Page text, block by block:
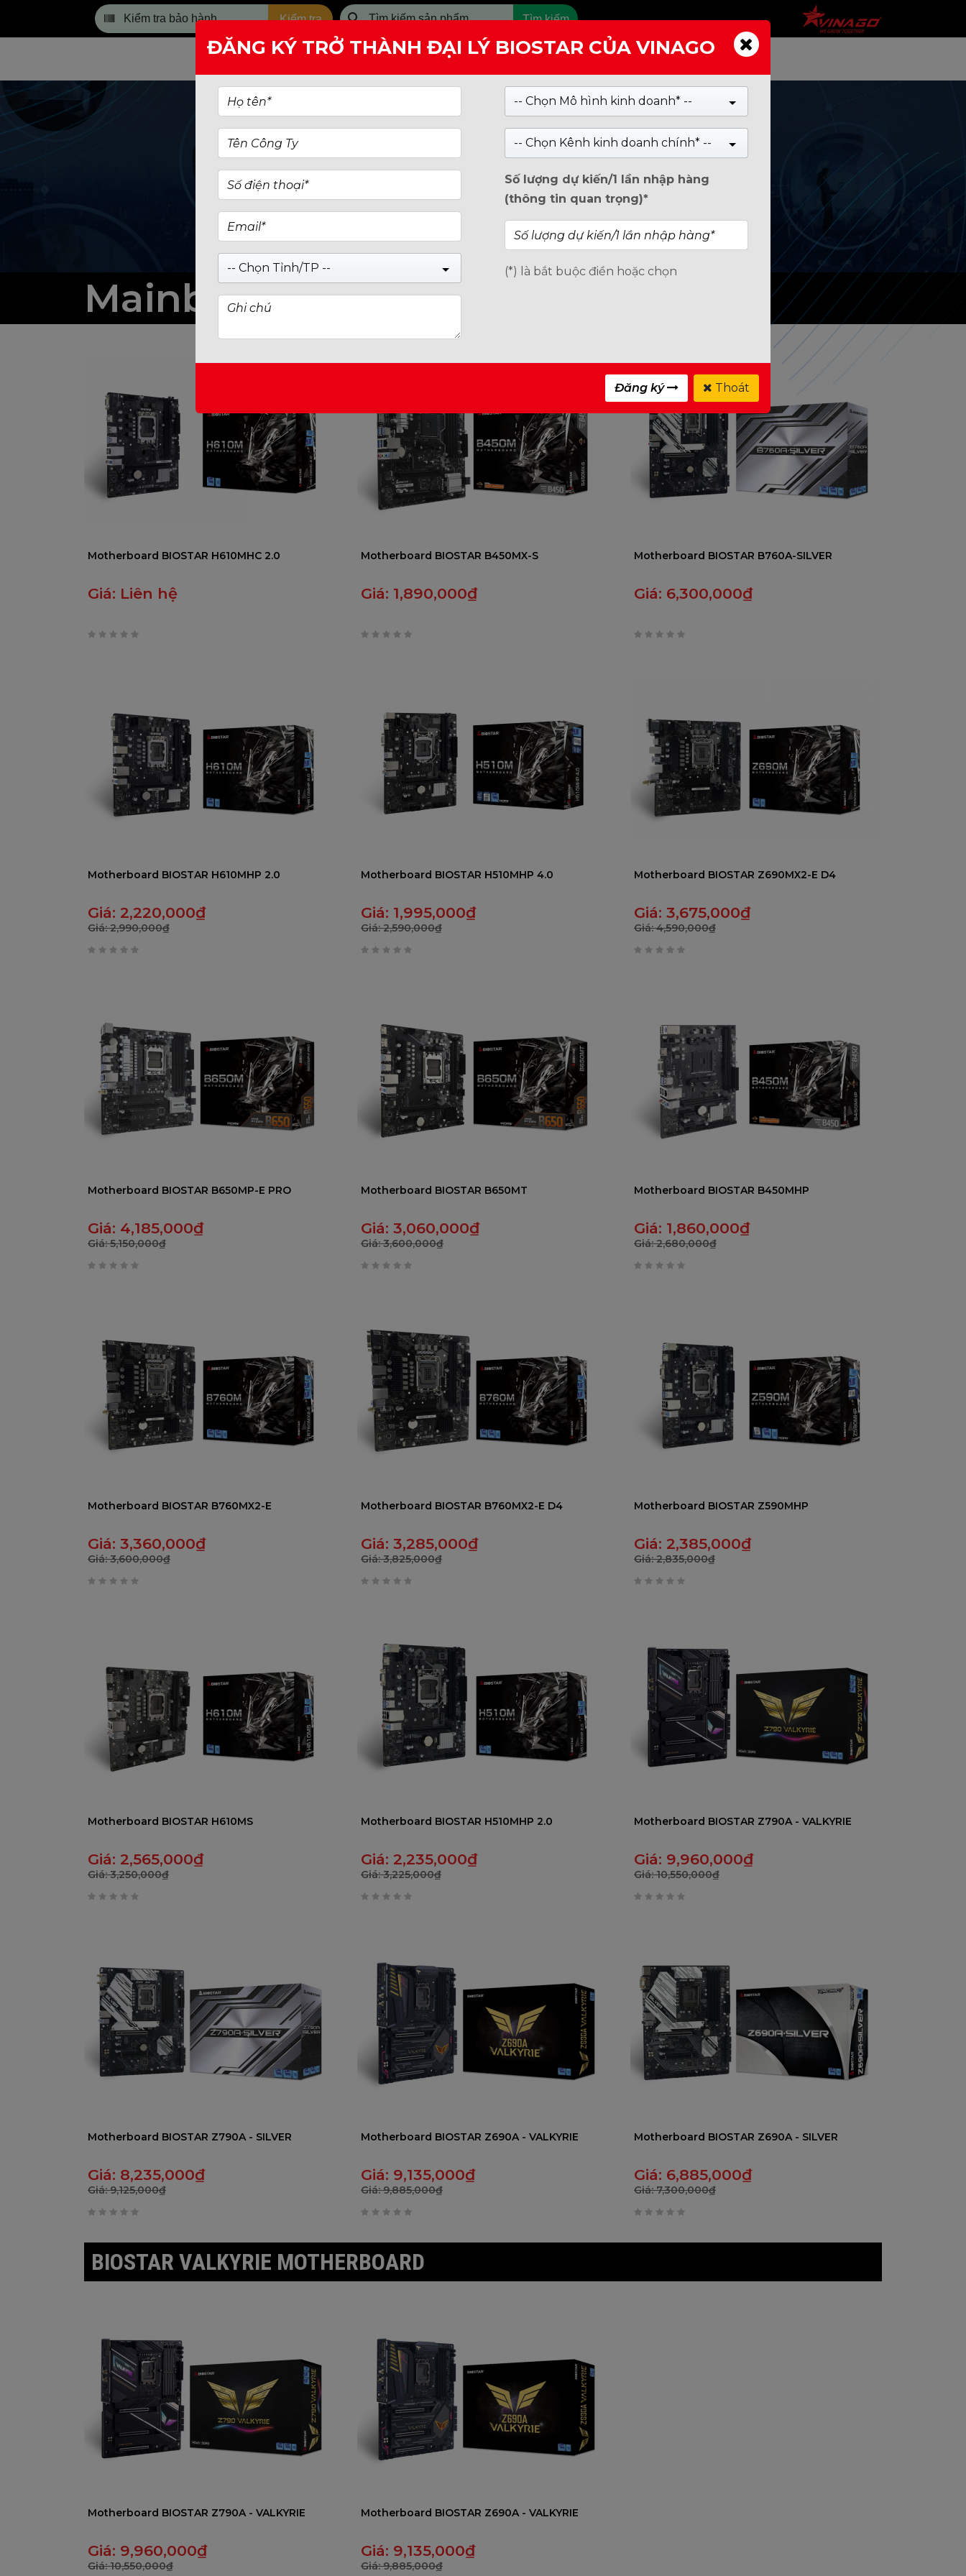
Kiểm tra Tìm kiếm
GIỚI THIỆU
Mainboard
Motherboard BIOSTAR H610MHC 2.0
Giá: Liên hệ
Motherboard BIOSTAR B450MX-S
Giá: 1,890,000₫
Motherboard BIOSTAR B760A-SILVER
Giá: 6,300,000₫
Motherboard BIOSTAR H610MHP 2.0
Giá: 2,220,000₫
Giá:2,990,000₫
Motherboard BIOSTAR H510MHP 4.0
Giá: 1,995,000₫
Giá:2,590,000₫
Motherboard BIOSTAR Z690MX2-E D4
Giá: 3,675,000₫
Giá:4,590,000₫
Motherboard BIOSTAR B650MP-E PRO
Giá: 4,185,000₫
Giá:5,150,000₫
Motherboard BIOSTAR B650MT
Giá: 3,060,000₫
Giá:3,600,000₫
Motherboard BIOSTAR B450MHP
Giá: 1,860,000₫
Giá:2,680,000₫
Motherboard BIOSTAR B760MX2-E
Giá: 3,360,000₫
Giá:3,600,000₫
Motherboard BIOSTAR B760MX2-E D4
Giá: 3,285,000₫
Giá:3,825,000₫
Motherboard BIOSTAR Z590MHP
Giá: 2,385,000₫
Giá:2,835,000₫
Motherboard BIOSTAR H610MS
Giá: 2,565,000₫
Giá:3,250,000₫
Motherboard BIOSTAR H510MHP 2.0
Giá: 2,235,000₫
Giá:3,225,000₫
Motherboard BIOSTAR Z790A - VALKYRIE
Giá: 9,960,000₫
Giá:10,550,000₫
Motherboard BIOSTAR Z790A - SILVER
Giá: 8,235,000₫
Giá:9,125,000₫
trên
Motherboard BIOSTAR Z690A - VALKYRIE
Giá: 9,135,000₫
Giá:9,885,000₫
trên
5
Motherboard BIOSTAR Z690A - SILVER
Giá: 6,885,000₫
Giá:7,300,000₫
trên
BIOSTAR VALKYRIE MOTHERBOARD
Motherboard BIOSTAR Z790A - VALKYRIE
Giá: 9,960,000₫
Giá:10,550,000₫
Motherboard BIOSTAR Z690A - VALKYRIE
Giá: 9,135,000₫
Giá:9,885,000₫
ĐĂNG KÝ TRỞ THÀNH ĐẠI LÝ BIOSTAR CỦA VINAGO
-- Chọn Tỉnh/TP --
-- Chọn Mô hình kinh doanh* --
-- Chọn Kênh kinh doanh chính* --
Số lượng dự kiến/1 lần nhập hàng
(thông tin quan trọng)*
(*) là bắt buộc điền hoặc chọn
Đăng ký Thoát